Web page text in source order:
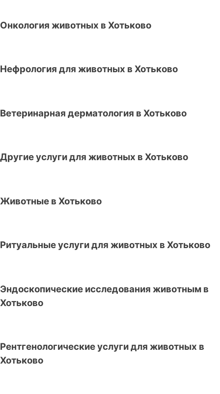
Онкология животных в Хотьково
Нефрология для животных в Хотьково
Ветеринарная дерматология в Хотьково
Другие услуги для животных в Хотьково
Животные в Хотьково
Ритуальные услуги для животных в Хотьково
Эндоскопические исследования животным в
Хотьково
Рентгенологические услуги для животных в
Хотьково